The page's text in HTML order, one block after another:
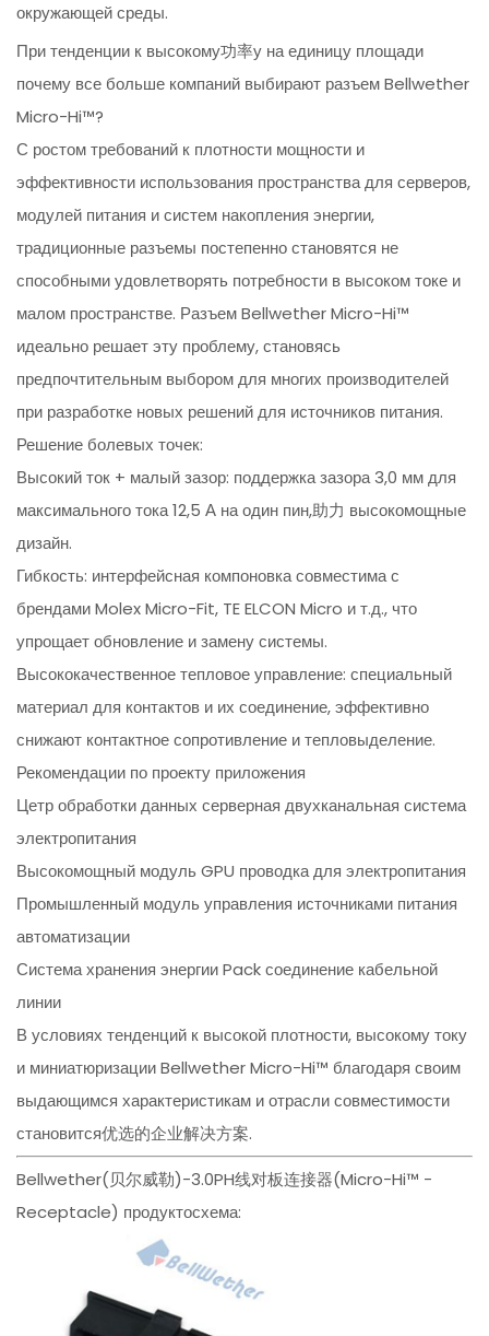
окружающей среды.
При тенденции к высокому功率у на единицу площади
почему все больше компаний выбирают разъем Bellwether
Micro-Hi™?
С ростом требований к плотности мощности и
эффективности использования пространства для серверов,
модулей питания и систем накопления энергии,
традиционные разъемы постепенно становятся не
способными удовлетворять потребности в высоком токе и
малом пространстве. Разъем Bellwether Micro-Hi™
идеально решает эту проблему, становясь
предпочтительным выбором для многих производителей
при разработке новых решений для источников питания.
Решение болевых точек:
Высокий ток + малый зазор: поддержка зазора 3,0 мм для
максимального тока 12,5 А на один пин,助力 высокомощные
дизайн.
Гибкость: интерфейсная компоновка совместима с
брендами Molex Micro-Fit, TE ELCON Micro и т.д., что
упрощает обновление и замену системы.
Высококачественное тепловое управление: специальный
материал для контактов и их соединение, эффективно
снижают контактное сопротивление и тепловыделение.
Рекомендации по проекту приложения
Цетр обработки данных серверная двухканальная система
электропитания
Высокомощный модуль GPU проводка для электропитания
Промышленный модуль управления источниками питания
автоматизации
Система хранения энергии Pack соединение кабельной
линии
В условиях тенденций к высокой плотности, высокому току
и миниатюризации Bellwether Micro-Hi™ благодаря своим
выдающимся характеристикам и отрасли совместимости
становится优选的企业解决方案.
Bellwether(贝尔威勒)-3.0PH线对板连接器(Micro-Hi™ -
Receptacle) продуктосхема: